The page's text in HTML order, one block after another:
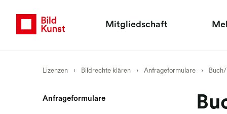
Mitgliedschaft
Lizenzen › Bildrechte klären › Anfrageformulare ›
Anfrageformulare